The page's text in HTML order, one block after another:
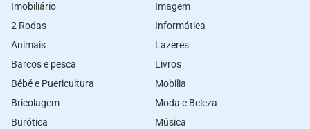
Imobiliário
2 Rodas
Animais
Barcos e pesca
Bébé e Puericultura
Bricolagem
Burótica
Imagem
Informática
Lazeres
Livros
Mobilia
Moda e Beleza
Música